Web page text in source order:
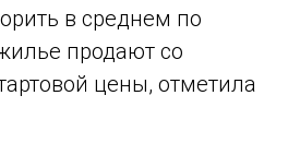
в среднем по
продают со
цены, отметила